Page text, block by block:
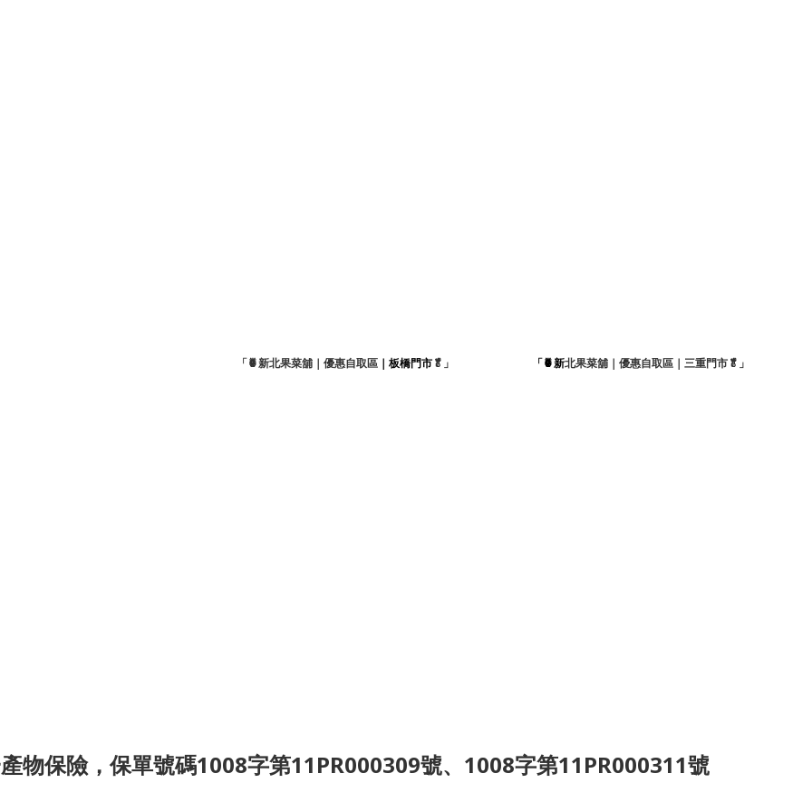
「🍍新北果菜舖｜優惠自取區 ｜板橋門市🥬」 「🍍新北果菜舖｜優惠自取區｜三重門市🥬」
物保險，保單號碼1008字第11PR000309號、1008字第11PR000311號